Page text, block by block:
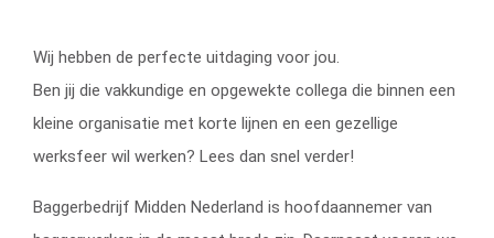
Wij hebben de perfecte uitdaging voor jou.
Ben jij die vakkundige en opgewekte collega die binnen een
kleine organisatie met korte lijnen en een gezellige
werksfeer wil werken? Lees dan snel verder!
Baggerbedrijf Midden Nederland is hoofdaannemer van